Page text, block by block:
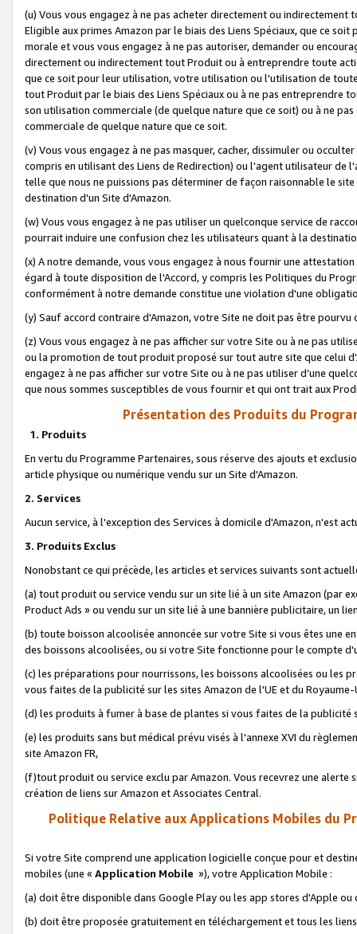
(u) Vous vous engagez à ne pas acheter directement ou
Eligible aux primes Amazon par le biais des Liens Spéciaux, que ce
morale et vous vous engagez à ne pas autoriser, demander ou
directement ou indirectement tout Produit ou à entreprendre toute
que ce soit pour leur utilisation, votre utilisation ou l'utilisation de
tout Produit par le biais des Liens Spéciaux ou à ne pas entreprendre
son utilisation commerciale (de quelque nature que ce soit) ou à ne
commerciale de quelque nature que ce soit.
(v) Vous vous engagez à ne pas masquer, cacher, dissimuler ou
compris en utilisant des Liens de Redirection) ou l'agent utilisateur
telle que nous ne puissions pas déterminer de façon raisonnable le
destination d'un Site d'Amazon.
(w) Vous vous engagez à ne pas utiliser un quelconque service de
pourrait induire une confusion chez les utilisateurs quant à la
(x) A notre demande, vous vous engagez à nous fournir une
égard à toute disposition de l'Accord, y compris les Politiques du
conformément à notre demande constitue une violation d'une
(y) Sauf accord contraire d'Amazon, votre Site ne doit pas être
(z) Vous vous engagez à ne pas afficher sur votre Site ou à ne pas
ou la promotion de tout produit proposé sur tout autre site que celui
engagez à ne pas afficher sur votre Site ou à ne pas utiliser d’une
que nous sommes susceptibles de vous fournir et qui ont trait aux
Présentation des Produits du
1. Produits
En vertu du Programme Partenaires, sous réserve des ajouts et
article physique ou numérique vendu sur un Site d'Amazon.
2. Services
Aucun service, à l'exception des Services à domicile d'Amazon, n'est
3. Produits Exclus
Nonobstant ce qui précède, les articles et services suivants sont
(a) tout produit ou service vendu sur un site lié à un site Amazon (par
Product Ads » ou vendu sur un site lié à une bannière publicitaire, un
(b) toute boisson alcoolisée annoncée sur votre Site si vous êtes une
des boissons alcoolisées, ou si votre Site fonctionne pour le compte
(c) les préparations pour nourrissons, les boissons alcoolisées ou les
vous faites de la publicité sur les sites Amazon de l'UE et du Royaume-
(d) les produits à fumer à base de plantes si vous faites de la publicité
(e) les produits sans but médical prévu visés à l'annexe XVI du
site Amazon FR,
(f)tout produit ou service exclu par Amazon. Vous recevrez une alerte
création de liens sur Amazon et Associates Central.
Politique Relative aux Applications Mobiles du
Si votre Site comprend une application logicielle conçue pour et
mobiles (une « Application Mobile »), votre Application Mobile :
(a) doit être disponible dans Google Play ou les app stores d'Apple ou
(b) doit être proposée gratuitement en téléchargement et tous les